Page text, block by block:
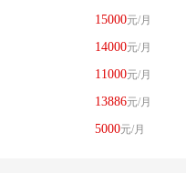
15000元/月
14000元/月
11000元/月
13886元/月
5000元/月